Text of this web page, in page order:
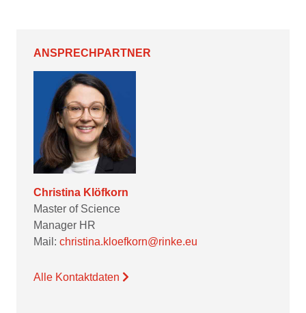
ANSPRECHPARTNER
Christina Klöfkorn
Master of Science
Manager HR
Mail: christina.kloefkorn@rinke.eu
Alle Kontaktdaten